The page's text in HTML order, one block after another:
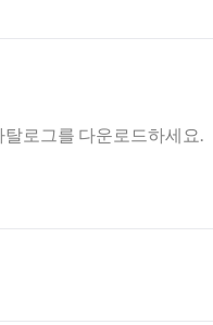
로그를 다운로드하세요.